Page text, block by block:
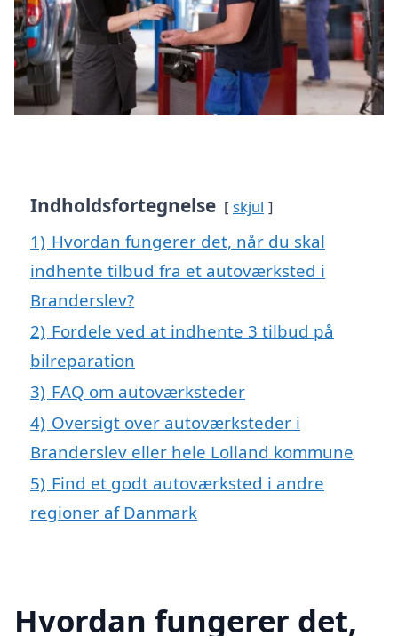
Indholdsfortegnelse skjul
1) Hvordan fungerer det, når du skal
indhente tilbud fra et autoværksted i
Branderslev?
2) Fordele ved at indhente 3 tilbud på
bilreparation
3) FAQ om autoværksteder
4) Oversigt over autoværksteder i
Branderslev eller hele Lolland kommune
5) Find et godt autoværksted i andre
regioner af Danmark
Hvordan fungerer det,